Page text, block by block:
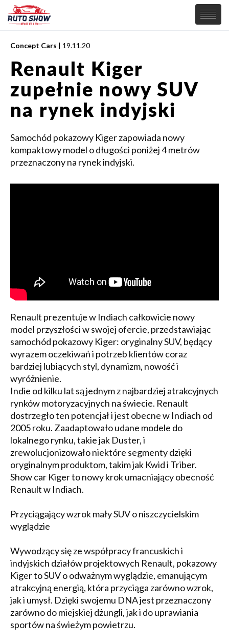
PREMIERY
SAMOCHODY
Wiadomości
Supersamochody
Samochody Koncepcyjne
Elektryczne
MOTORSPORT
Concept Cars | 19.11.20
Renault Kiger
zupełnie nowy SUV
na rynek indyjski
Samochód pokazowy Kiger zapowiada nowy
kompaktowy model o długości poniżej 4 metrów
przeznaczony na rynek indyjski.
Renault prezentuje w Indiach całkowicie nowy
model przyszłości w swojej ofercie, przedstawiając
samochód pokazowy Kiger: oryginalny SUV, będący
wyrazem oczekiwań i potrzeb klientów coraz
bardziej lubiących styl, dynamizm, nowość i
wyróżnienie.
Indie od kilku lat są jednym z najbardziej atrakcyjnych
rynków motoryzacyjnych na świecie. Renault
dostrzegło ten potencjał i jest obecne w Indiach od
2005 roku. Zaadaptowało udane modele do
lokalnego rynku, takie jak Duster, i
zrewolucjonizowało niektóre segmenty dzięki
oryginalnym produktom, takim jak Kwid i Triber.
Show car Kiger to nowy krok umacniający obecność
Renault w Indiach.
Przyciągający wzrok mały SUV o niszczycielskim
wyglądzie
Wywodzący się ze współpracy francuskich i
indyjskich działów projektowych Renault, pokazowy
Kiger to SUV o odważnym wyglądzie, emanującym
atrakcyjną energią, która przyciąga zarówno wzrok,
jak i umysł. Dzięki swojemu DNA jest przeznaczony
zarówno do miejskiej dżungli, jak i do uprawiania
sportów na świeżym powietrzu.